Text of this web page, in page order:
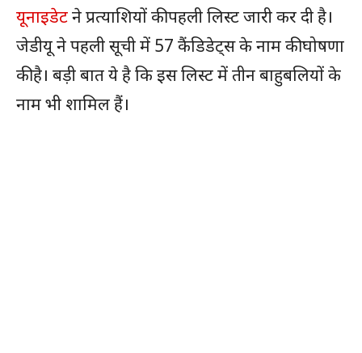
यूनाइडेटने प्रत्याशियों की पहली लिस्ट जारी कर दी है।
जेडीयू ने पहली सूची में 57 कैंडिडेट्स के नाम की घोषणा
की है। बड़ी बात ये है कि इस लिस्ट में तीन बाहुबलियों के
नाम भी शामिल हैं।